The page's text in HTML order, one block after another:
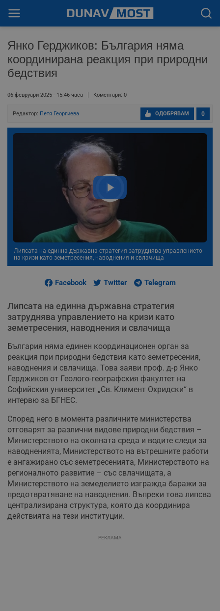
Янко Герджиков: България няма
координирана реакция при природни
бедствия
06 февруари 2025 - 15:46 часа Коментари: 0
Редактор: Петя Георгиева 0
ОДОБРЯВАМ
Липсата на единна държавна стратегия затруднява управлението
на кризи като земетресения, наводнения и свлачища
Facebook Twitter Telegram
Липсата на единна държавна стратегия
затруднява управлението на кризи като
земетресения, наводнения и свлачища
България няма единен координационен орган за
реакция при природни бедствия като земетресения,
наводнения и свлачища. Това заяви проф. д-р Янко
Герджиков от Геолого-географския факултет на
Софийския университет „Св. Климент Охридски“ в
интервю за БГНЕС.
Според него в момента различните министерства
отговарят за различни видове природни бедствия –
Министерството на околната среда и водите следи за
наводненията, Министерството на вътрешните работи
е ангажирано със земетресенията, Министерството на
регионалното развитие – със свлачищата, а
Министерството на земеделието изгражда баражи за
предотвратяване на наводнения. Въпреки това липсва
централизирана структура, която да координира
действията на тези институции.
РЕКЛАМА